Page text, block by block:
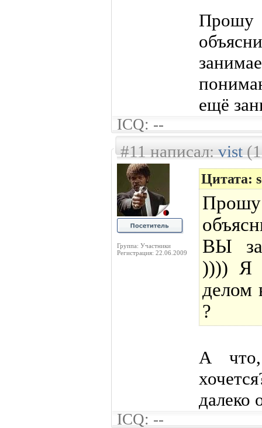
ещё
ICQ: --
#11 написал:vist
Группа: Участники
Регистрация: 22.06.2009
Цитата:
ВЫ
)))) Я
делом
?
А что,
далеко
ICQ: --